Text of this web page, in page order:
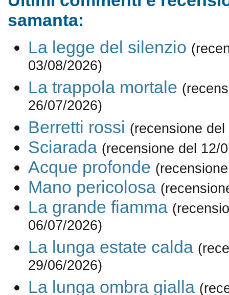
samanta:
La legge del silenzio
03/08/2026)
La trappola mortale
26/07/2026)
Berretti rossi (recensione
Sciarada (recensione del 12/
Acque profonde
Mano pericolosa
La grande fiamma
06/07/2026)
La lunga estate calda
29/06/2026)
La lunga ombra gialla